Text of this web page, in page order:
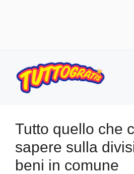
contenuto
Tutto quello che
sapere sulla
beni in comune